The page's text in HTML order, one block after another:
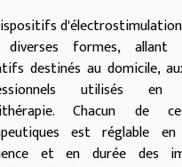
diverses formes, allant
destinés au domicile,
utilisés
Chacun de
est réglable
et en durée des